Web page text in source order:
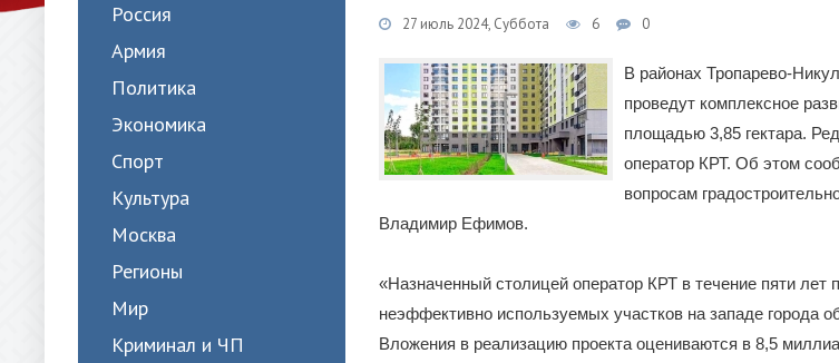
Россия
Армия
Политика
Экономика
Спорт
Культура
Москва
Регионы
Мир
Криминал и ЧП
27 июль 2024, Суббота 6 0
В районах Тропарево-
проведут комплексное
площадью 3,85 гектара.
оператор КРТ. Об этом
вопросам
Владимир Ефимов.
«Назначенный столицей оператор КРТ в течение пяти лет
неэффективно используемых участков на западе города
Вложения в реализацию проекта оцениваются в 8,5